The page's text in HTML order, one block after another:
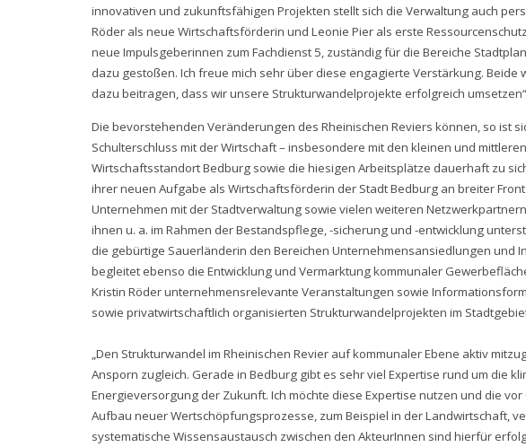
innovativen und zukunftsfähigen Projekten stellt sich die Verwaltung auch
Röder als neue Wirtschaftsförderin und Leonie Pier als erste
neue Impulsgeberinnen zum Fachdienst 5, zuständig für die Bereiche
dazu gestoßen. Ich freue mich sehr über diese engagierte Verstärkung. Beide
dazu beitragen, dass wir unsere Strukturwandelprojekte erfolgreich
Die bevorstehenden Veränderungen des Rheinischen Reviers können, so ist
Schulterschluss mit der Wirtschaft – insbesondere mit den kleinen und
Wirtschaftsstandort Bedburg sowie die hiesigen Arbeitsplätze dauerhaft zu
ihrer neuen Aufgabe als Wirtschaftsförderin der Stadt Bedburg an breiter
Unternehmen mit der Stadtverwaltung sowie vielen weiteren Netzwerkpartnern
ihnen u. a. im Rahmen der Bestandspflege, -sicherung und -entwicklung
die gebürtige Sauerländerin den Bereichen Unternehmensansiedlungen und
begleitet ebenso die Entwicklung und Vermarktung kommunaler
Kristin Röder unternehmensrelevante Veranstaltungen sowie
sowie privatwirtschaftlich organisierten Strukturwandelprojekten im
„Den Strukturwandel im Rheinischen Revier auf kommunaler Ebene aktiv
Ansporn zugleich. Gerade in Bedburg gibt es sehr viel Expertise rund um die
Energieversorgung der Zukunft. Ich möchte diese Expertise nutzen und die vor
Aufbau neuer Wertschöpfungsprozesse, zum Beispiel in der Landwirtschaft,
systematische Wissensaustausch zwischen den AkteurInnen sind hierfür